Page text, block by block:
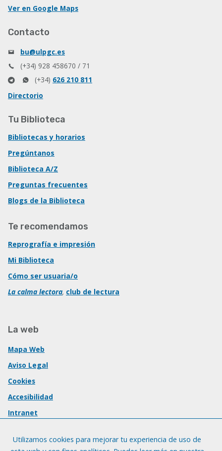
Ver en Google Maps
Contacto
bu@ulpgc.es
(+34) 928 458670 / 71
(+34) 626 210 811
Directorio
Tu Biblioteca
Bibliotecas y horarios
Pregúntanos
Biblioteca A/Z
Preguntas frecuentes
Blogs de la Biblioteca
Te recomendamos
Reprografía e impresión
Mi Biblioteca
Cómo ser usuaria/o
La calma lectora, club de lectura
La web
Mapa Web
Aviso Legal
Cookies
Accesibilidad
Intranet
Utilizamos cookies para mejorar tu experiencia de uso de